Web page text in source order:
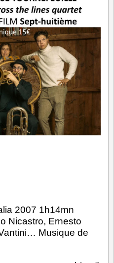
2007 1h14mn
Nicastro, Ernesto
Musique de